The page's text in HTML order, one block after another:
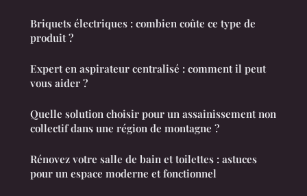
Briquets électriques : combien coûte ce type de
produit ?
Expert en aspirateur centralisé : comment il peut
vous aider ?
Quelle solution choisir pour un assainissement non
collectif dans une région de montagne ?
Rénovez votre salle de bain et toilettes : astuces
pour un espace moderne et fonctionnel